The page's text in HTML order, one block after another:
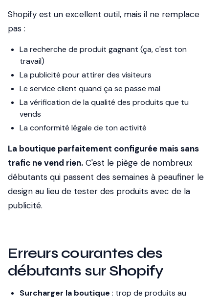
Shopify est un excellent outil, mais il ne remplace
pas :
La recherche de produit gagnant (ça, c'est ton
travail)
La publicité pour attirer des visiteurs
Le service client quand ça se passe mal
La vérification de la qualité des produits que tu
vends
La conformité légale de ton activité
La boutique parfaitement configurée mais sans
trafic ne vend rien. C'est le piège de nombreux
débutants qui passent des semaines à peaufiner le
design au lieu de tester des produits avec de la
publicité.
Erreurs courantes des
débutants sur Shopify
Surcharger la boutique : trop de produits au